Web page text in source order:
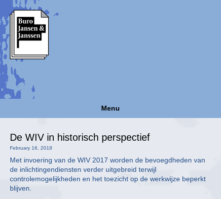
Menu
De WIV in historisch perspectief
February 16, 2018
Met invoering van de WIV 2017 worden de bevoegdheden van
de inlichtingendiensten verder uitgebreid terwijl
controlemogelijkheden en het toezicht op de werkwijze beperkt
blijven.